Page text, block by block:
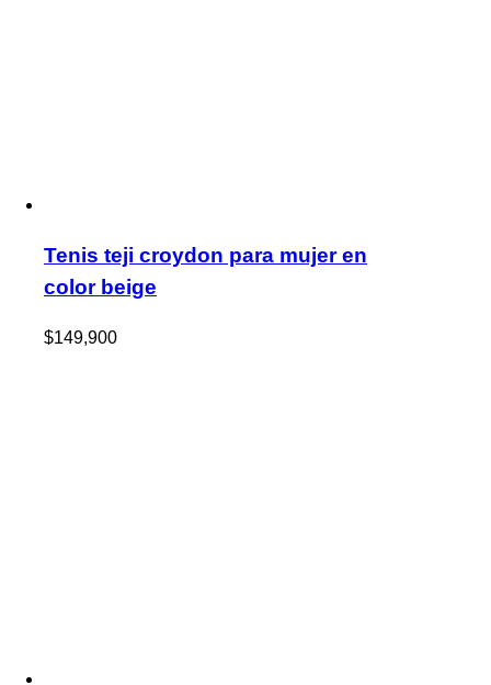
Tenis teji croydon para mujer en
color beige
$149,900